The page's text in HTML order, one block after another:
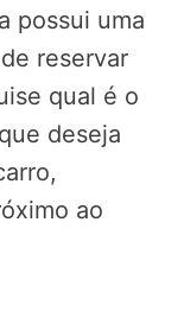
possui uma
reservar
qual é o
deseja
ao